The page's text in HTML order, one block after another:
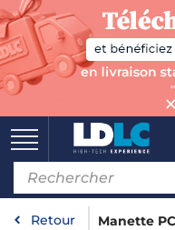
Retour Manette